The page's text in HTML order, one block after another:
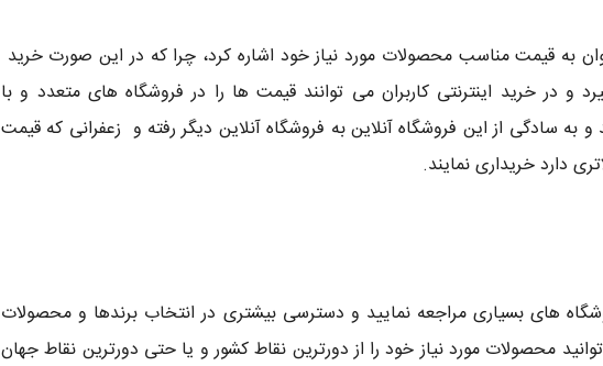
به قیمت مناسب محصولات مورد نیاز خود اشاره کرد، چرا که در این صورت خرید
در خرید اینترنتی کاربران می توانند قیمت ها را در فروشگاه های متعدد و با
به سادگی از این فروشگاه آنلاین به فروشگاه آنلاین دیگر رفته و زعفرانی که قیمت
دارد خریداری نمایند.
های بسیاری مراجعه نمایید و دسترسی بیشتری در انتخاب برندها و محصولات
محصولات مورد نیاز خود را از دورترین نقاط کشور و یا حتی دورترین نقاط جهان